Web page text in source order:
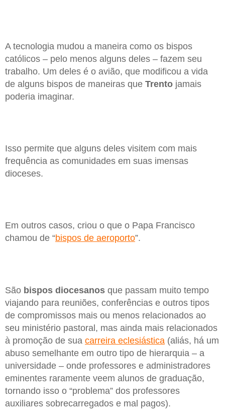
A tecnologia mudou a maneira como os bispos
católicos – pelo menos alguns deles – fazem seu
trabalho. Um deles é o avião, que modificou a vida
de alguns bispos de maneiras que Trento jamais
poderia imaginar.
Isso permite que alguns deles visitem com mais
frequência as comunidades em suas imensas
dioceses.
Em outros casos, criou o que o Papa Francisco
chamou de “bispos de aeroporto”.
São bispos diocesanos que passam muito tempo
viajando para reuniões, conferências e outros tipos
de compromissos mais ou menos relacionados ao
seu ministério pastoral, mas ainda mais relacionados
à promoção de sua carreira eclesiástica (aliás, há um
abuso semelhante em outro tipo de hierarquia – a
universidade – onde professores e administradores
eminentes raramente veem alunos de graduação,
tornando isso o “problema” dos professores
auxiliares sobrecarregados e mal pagos).